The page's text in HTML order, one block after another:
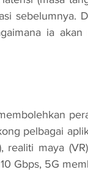
sebelumnya.
ia akan
pelbagai
maya
Gbps, 5G